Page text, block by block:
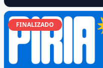
FINALIZADO